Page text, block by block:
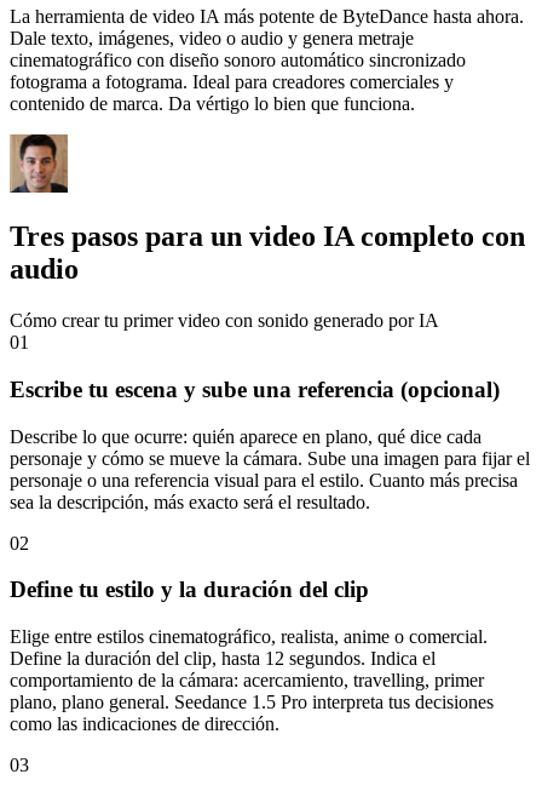
La herramienta de video IA más potente de ByteDance hasta ahora.
Dale texto, imágenes, video o audio y genera metraje
cinematográfico con diseño sonoro automático sincronizado
fotograma a fotograma. Ideal para creadores comerciales y
contenido de marca. Da vértigo lo bien que funciona.
Tres pasos para un video IA completo con
audio
Cómo crear tu primer video con sonido generado por IA
01
Escribe tu escena y sube una referencia (opcional)
Describe lo que ocurre: quién aparece en plano, qué dice cada
personaje y cómo se mueve la cámara. Sube una imagen para fijar el
personaje o una referencia visual para el estilo. Cuanto más precisa
sea la descripción, más exacto será el resultado.
02
Define tu estilo y la duración del clip
Elige entre estilos cinematográfico, realista, anime o comercial.
Define la duración del clip, hasta 12 segundos. Indica el
comportamiento de la cámara: acercamiento, travelling, primer
plano, plano general. Seedance 1.5 Pro interpreta tus decisiones
como las indicaciones de dirección.
03